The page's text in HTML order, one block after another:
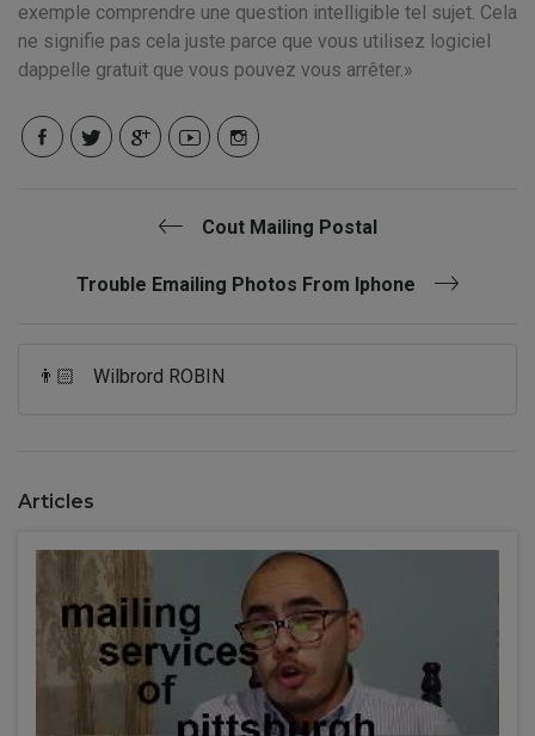
exemple comprendre une question intelligible tel sujet. Cela
ne signifie pas cela juste parce que vous utilisez logiciel
dappelle gratuit que vous pouvez vous arrêter.
Cout Mailing Postal
Trouble Emailing Photos From Iphone
👨🏻 Wilbrord ROBIN
Articles